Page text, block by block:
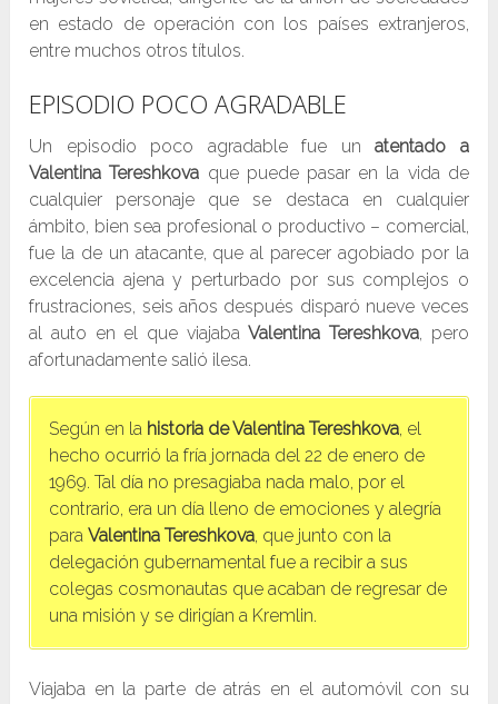
en estado de operación con los países extranjeros,
entre muchos otros títulos.
EPISODIO POCO AGRADABLE
Un episodio poco agradable fue unatentado a
Valentina Tereshkova que puede pasar en la vida de
cualquier personaje que se destaca en cualquier
ámbito, bien sea profesional o productivo – comercial,
fue la de un atacante, que al parecer agobiado por la
excelencia ajena y perturbado por sus complejos o
frustraciones, seis años después disparó nueve veces
al auto en el que viajabaValentina Tereshkova, pero
afortunadamente salió ilesa.
Según en la historia de Valentina Tereshkova, el
hecho ocurrió la fría jornada del 22 de enero de
1969. Tal día no presagiaba nada malo, por el
contrario, era un día lleno de emociones y alegría
paraValentina Tereshkova, que junto con la
delegación gubernamental fue a recibir a sus
colegas cosmonautas que acaban de regresar de
una misión y se dirigían a Kremlin.
Viajaba en la parte de atrás en el automóvil con su